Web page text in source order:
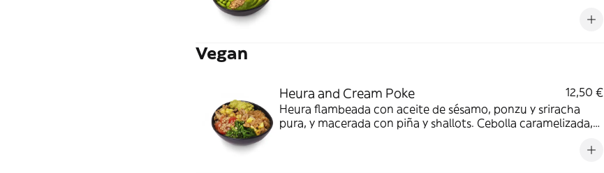
Vegan
Heura and Cream Poke
12,50 €
Heura flambeada con aceite de sésamo, ponzu y sriracha
pura, y macerada con piña y shallots. Cebolla caramelizada,